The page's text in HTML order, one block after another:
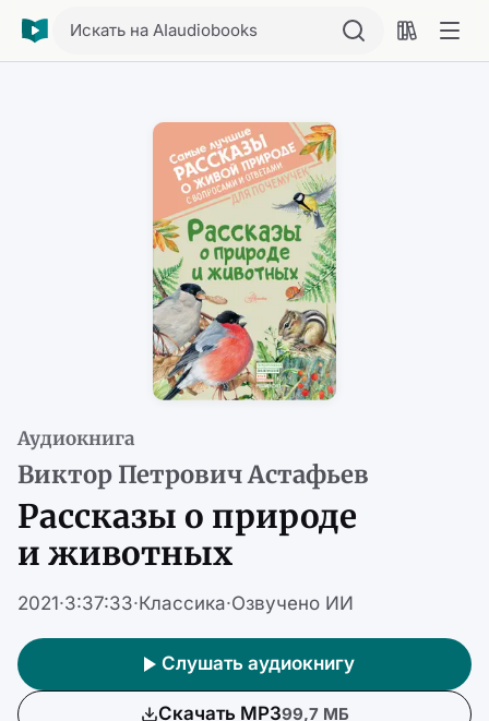
Искать на AIaudiobooks
Аудиокнига
Виктор Петрович Астафьев
Рассказы о природе
и животных
2021·3:37:33·Классика·Озвучено ИИ
Слушать аудиокнигу
Скачать MP399,7 МБ